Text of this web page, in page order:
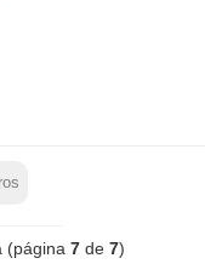
(página 7de 7)